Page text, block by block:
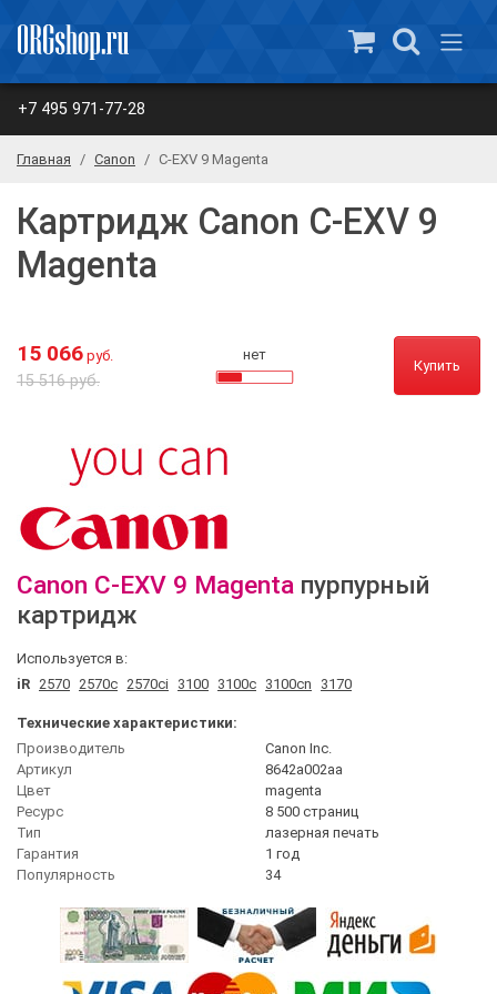
+7 495 971-77-28
Главная Canon C-EXV 9 Magenta
Картридж Canon C-EXV 9
Magenta
15 066 руб.
15 516 руб.
нет
Купить
Canon C-EXV 9 Magenta пурпурный
картридж
Используется в:
iR 2570 2570c 2570ci 3100 3100c 3100cn 3170
Технические характеристики:
Производитель
Canon Inc.
Артикул
8642a002aa
Цвет
magenta
Ресурс
8 500 страниц
Тип
лазерная печать
Гарантия
1 год
Популярность
34